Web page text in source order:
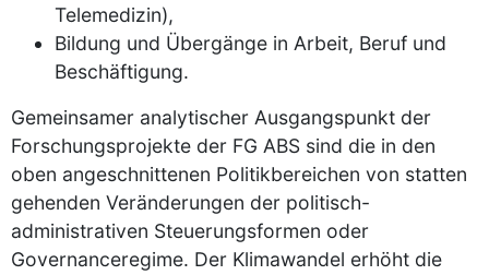
Telemedizin),
Bildung und Übergänge in Arbeit, Beruf und
Beschäftigung.
Gemeinsamer analytischer Ausgangspunkt der
Forschungsprojekte der FG ABS sind die in den
oben angeschnittenen Politikbereichen von statten
gehenden Veränderungen der politisch-
administrativen Steuerungsformen oder
Governanceregime. Der Klimawandel erhöht die